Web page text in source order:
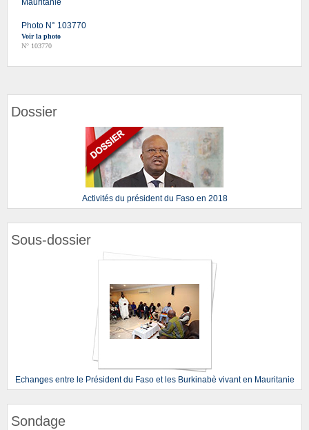
Photo N° 103770
Voir la photo
N° 103770
Dossier
Activités du président du Faso en 2018
Sous-dossier
Echanges entre le Président du Faso et les Burkinabè vivant en Mauritanie
Sondage